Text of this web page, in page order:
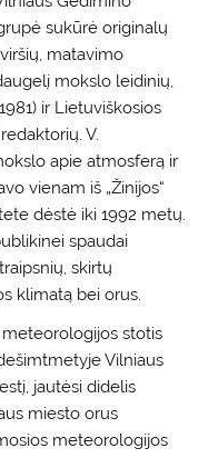
sukūrė originalų
matavimo
mokslo leidinių,
ir Lietuviškosios
V.
apie atmosferą ir
vienam iš „Žinijos“
dėstė iki 1992 metų.
spaudai
skirtų
klimatą bei orus.
stotis
Vilniaus
jautėsi didelis
miesto orus
meteorologijos